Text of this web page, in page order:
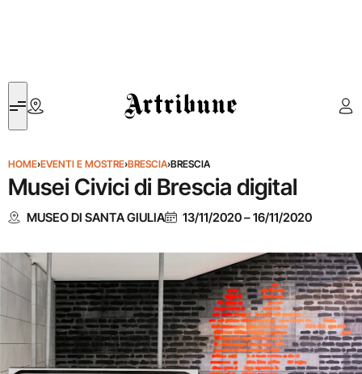
Artribune
HOME›EVENTI E MOSTRE›BRESCIA›BRESCIA
Musei Civici di Brescia digital
MUSEO DI SANTA GIULIA 13/11/2020–16/11/2020